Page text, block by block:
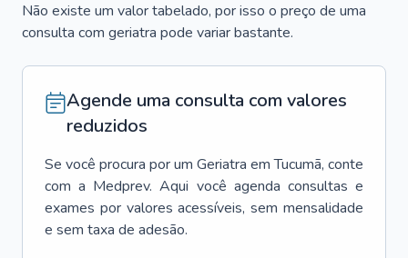
Não existe um valor tabelado, por isso o preço de uma
consulta com geriatra pode variar bastante.
Agende uma consulta com valores
reduzidos
Se você procura por um Geriatra em Tucumã, conte
com a Medprev. Aqui você agenda consultas e
exames por valores acessíveis, sem mensalidade
e sem taxa de adesão.